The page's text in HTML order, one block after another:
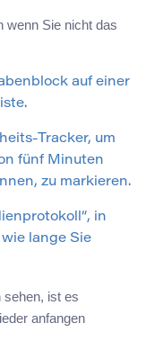
wenn Sie nicht das
auf einer
Tracker, um
fünf Minuten
zu markieren.
in
lange Sie
sehen, ist es
anfangen